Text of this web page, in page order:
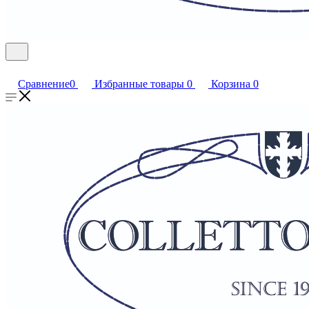
Сравнение0 Избранные товары 0 Корзина 0